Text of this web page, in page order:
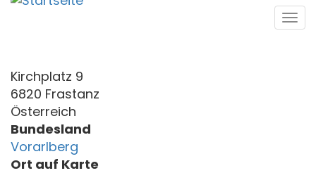
Direkt
Kirchplatz 9
6820 Frastanz
Österreich
Bundesland
Vorarlberg
Ort auf Karte